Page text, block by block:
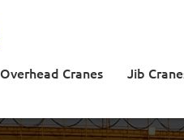
Overhead Cranes Jib